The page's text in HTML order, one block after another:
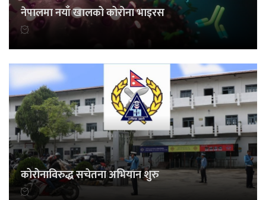
नेपालमा नयाँ खालको कोरोना भाइरस
कोरोनाविरुद्ध सचेतना अभियान शुरु